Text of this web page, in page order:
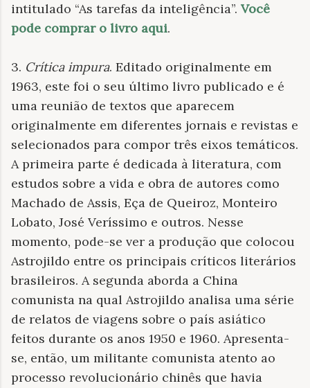
intitulado “As tarefas da inteligência”. Você
pode comprar o livro aqui.
3. Crítica impura. Editado originalmente em
1963, este foi o seu último livro publicado e é
uma reunião de textos que aparecem
originalmente em diferentes jornais e revistas e
selecionados para compor três eixos temáticos.
A primeira parte é dedicada à literatura, com
estudos sobre a vida e obra de autores como
Machado de Assis, Eça de Queiroz, Monteiro
Lobato, José Veríssimo e outros. Nesse
momento, pode-se ver a produção que colocou
Astrojildo entre os principais críticos literários
brasileiros. A segunda aborda a China
comunista na qual Astrojildo analisa uma série
de relatos de viagens sobre o país asiático
feitos durante os anos 1950 e 1960. Apresenta-
se, então, um militante comunista atento ao
processo revolucionário chinês que havia